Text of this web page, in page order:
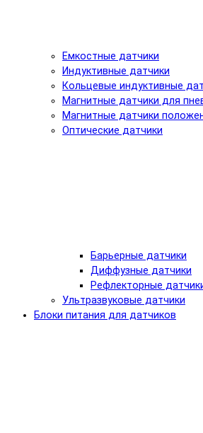
Емкостные датчики
Индуктивные датчики
Кольцевые индуктивные
Магнитные датчики для
Магнитные датчики
Оптические датчики
Барьерные датчики
Диффузные датчики
Рефлекторные
Ультразвуковые датчики
Блоки питания для датчиков